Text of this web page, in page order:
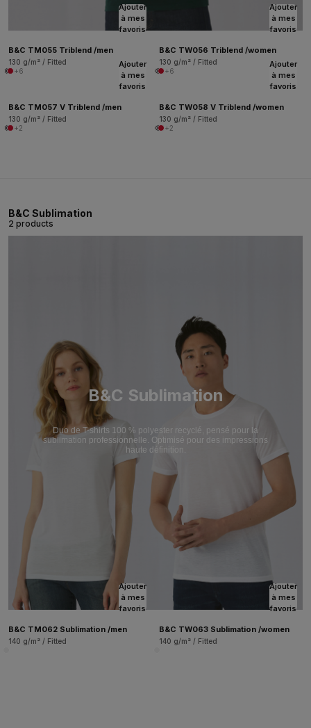
Ajouter
à mes
favoris
B&C TM055 Triblend /men
130 g/m² / Fitted
+6
Ajouter
à mes
favoris
B&C TW056 Triblend /women
130 g/m² / Fitted
+6
Ajouter
à mes
favoris
B&C TM057 V Triblend /men
130 g/m² / Fitted
+2
Ajouter
à mes
favoris
B&C TW058 V Triblend /women
130 g/m² / Fitted
+2
B&C Sublimation
2 products
B&C Sublimation
Duo de T-shirts 100 % polyester recyclé, pensé pour la
sublimation professionnelle. Optimisé pour des impressions
haute définition.
Ajouter
à mes
favoris
B&C TM062 Sublimation /men
140 g/m² / Fitted
Ajouter
à mes
favoris
B&C TW063 Sublimation /women
140 g/m² / Fitted